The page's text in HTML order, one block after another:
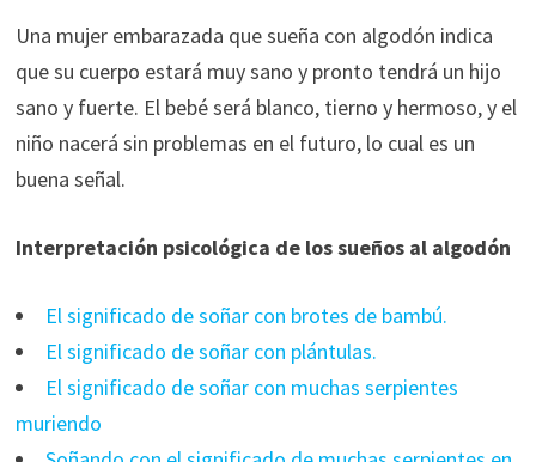
Una mujer embarazada que sueña con algodón indica
que su cuerpo estará muy sano y pronto tendrá un hijo
sano y fuerte. El bebé será blanco, tierno y hermoso, y el
niño nacerá sin problemas en el futuro, lo cual es un
buena señal.
Interpretación psicológica de los sueños al algodón
El significado de soñar con brotes de bambú.
El significado de soñar con plántulas.
El significado de soñar con muchas serpientes
muriendo